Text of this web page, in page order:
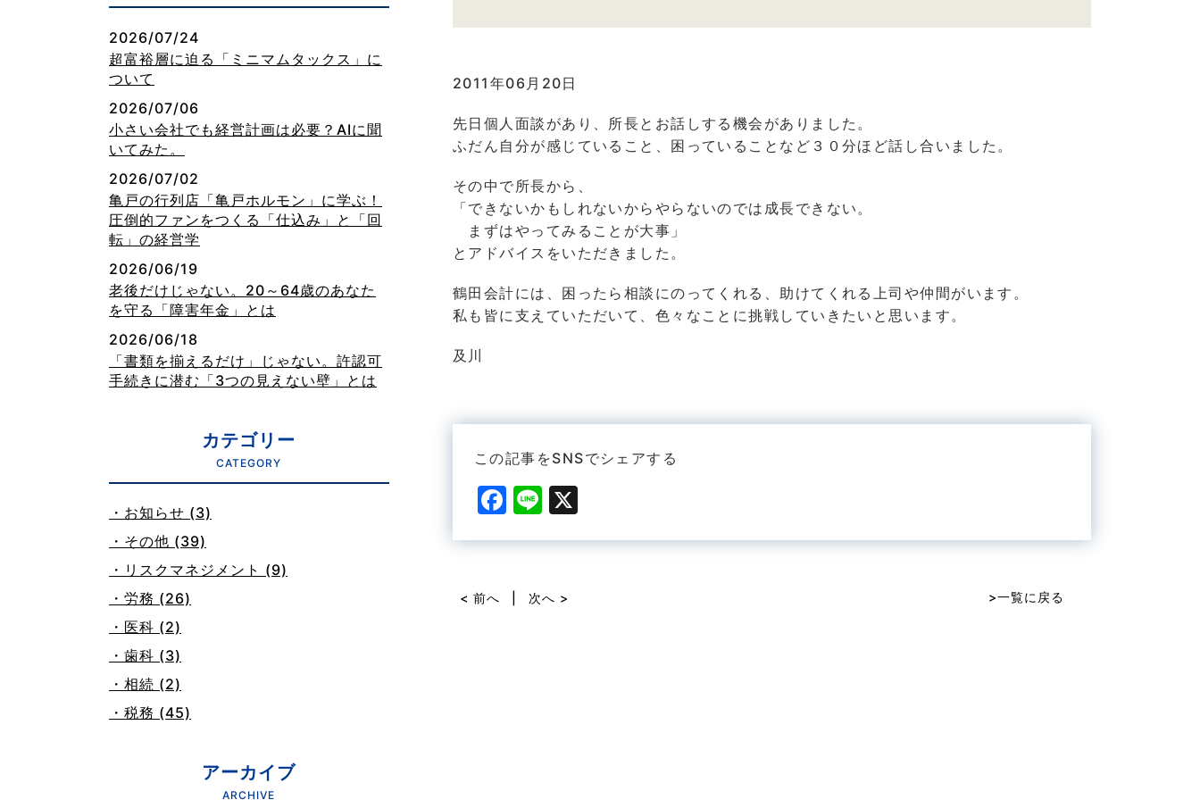
2011年06月20日
先日個人面談があり、所長とお話しする機会がありました。
ふだん自分が感じていること、困っていることなど３０分ほど話し合いました。
その中で所長から、
「できないかもしれないからやらないのでは成長できない。
まずはやってみることが大事」
とアドバイスをいただきました。
鶴田会計には、困ったら相談にのってくれる、助けてくれる上司や仲間がいます。
私も皆に支えていただいて、色々なことに挑戦していきたいと思います。
及川
この記事をSNSでシェアする
F
c
e
b
Li
e
>一覧に戻る
< 前へ 次へ >
2026/07/24
超富裕層に迫る「ミニマムタックス」に
ついて
2026/07/06
小さい会社でも経営計画は必要？AIに聞
いてみた。
2026/07/02
亀戸の行列店「亀戸ホルモン」に学ぶ！
圧倒的ファンをつくる「仕込み」と「回
転」の経営学
2026/06/19
老後だけじゃない。20～64歳のあなた
を守る「障害年金」とは
2026/06/18
「書類を揃えるだけ」じゃない。許認可
手続きに潜む「3つの見えない壁」とは
カテゴリー
CATEGORY
・お知らせ (3)
・その他 (39)
・リスクマネジメント (9)
・労務 (26)
・医科 (2)
・歯科 (3)
・相続 (2)
・税務 (45)
アーカイブ
ARCHIVE